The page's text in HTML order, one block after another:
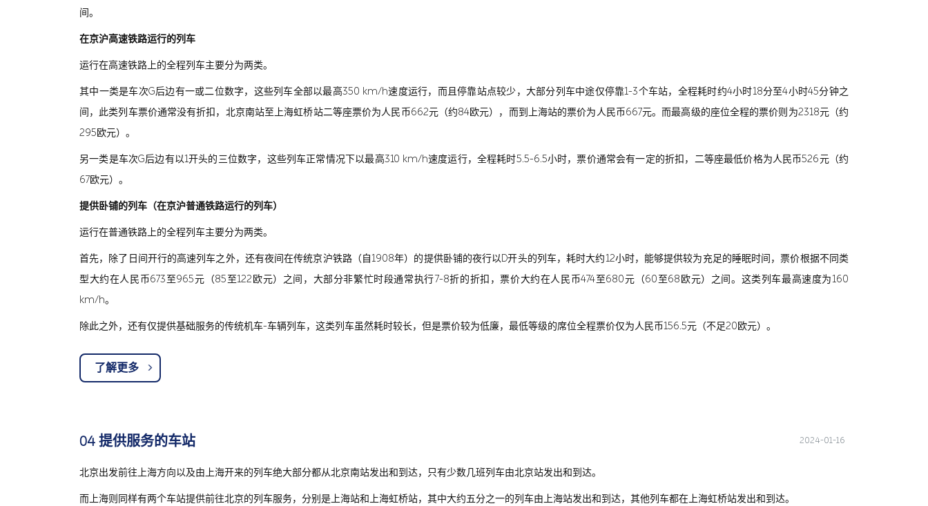
间。
在京沪高速铁路运行的列车
运行在高速铁路上的全程列车主要分为两类。
其中一类是车次G后边有一或二位数字，这些列车全部以最高350 km/h速度运行，而且停靠站点较少，大部分列车中途仅停靠1-3个车站，全程耗时约4小时18分至4小时45分钟之
间，此类列车票价通常没有折扣，北京南站至上海虹桥站二等座票价为人民币662元（约84欧元），而到上海站的票价为人民币667元。而最高级的座位全程的票价则为2318元（约
295欧元）。
另一类是车次G后边有以1开头的三位数字，这些列车正常情况下以最高310 km/h速度运行，全程耗时5.5-6.5小时，票价通常会有一定的折扣，二等座最低价格为人民币526元（约
67欧元）。
提供卧铺的列车（在京沪普通铁路运行的列车）
运行在普通铁路上的全程列车主要分为两类。
首先，除了日间开行的高速列车之外，还有夜间在传统京沪铁路（自1908年）的提供卧铺的夜行以D开头的列车，耗时大约12小时，能够提供较为充足的睡眠时间，票价根据不同类
型大约在人民币673至965元（85至122欧元）之间，大部分非繁忙时段通常执行7-8折的折扣，票价大约在人民币474至680元（60至68欧元）之间。这类列车最高速度为160
km/h。
除此之外，还有仅提供基础服务的传统机车-车辆列车，这类列车虽然耗时较长，但是票价较为低廉，最低等级的席位全程票价仅为人民币156.5元（不足20欧元）。
了解更多
2024-01-16
04 提供服务的车站
北京出发前往上海方向以及由上海开来的列车绝大部分都从北京南站发出和到达，只有少数几班列车由北京站发出和到达。
而上海则同样有两个车站提供前往北京的列车服务，分别是上海站和上海虹桥站，其中大约五分之一的列车由上海站发出和到达，其他列车都在上海虹桥站发出和到达。